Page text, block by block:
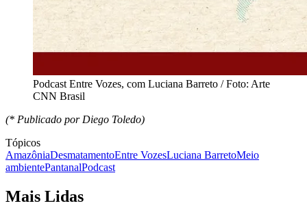
Podcast Entre Vozes, com Luciana Barreto / Foto: Arte
CNN Brasil
(* Publicado por Diego Toledo)
Tópicos
AmazôniaDesmatamentoEntre VozesLuciana BarretoMeio
ambientePantanalPodcast
Mais Lidas